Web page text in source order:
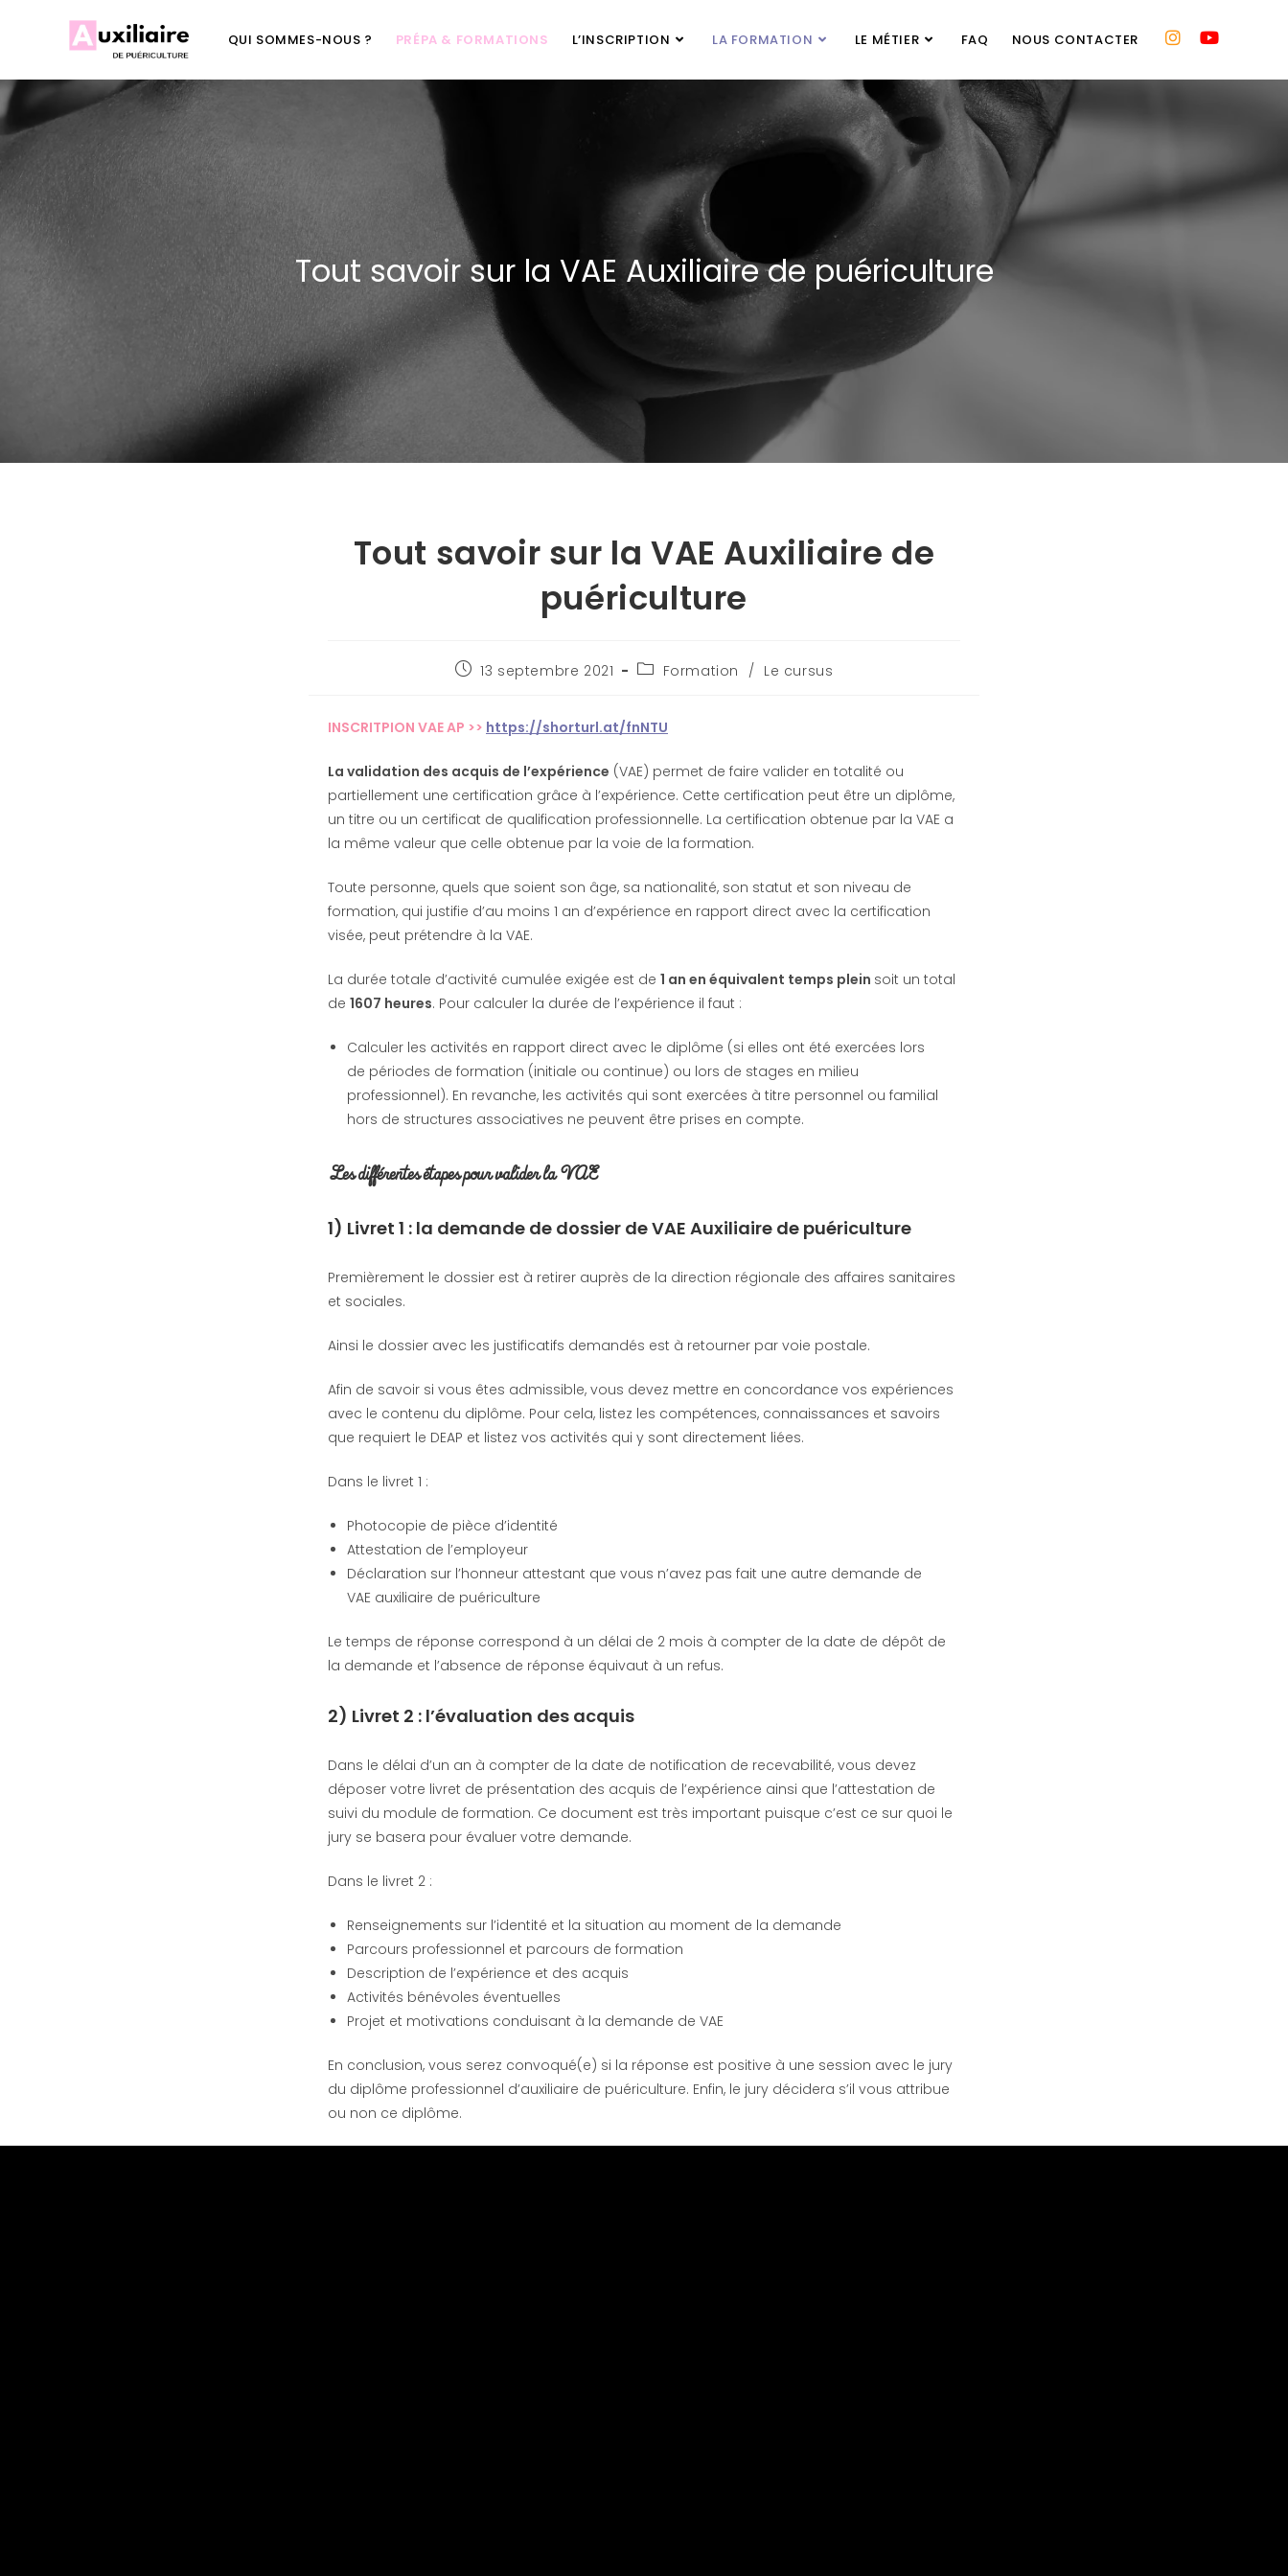
QUI SOMMES-NOUS ? PRÉPA & FORMATIONS L’INSCRIPTION LA FORMATION LE MÉTIER FAQ NOUS CONTACTER
Tout savoir sur la VAE Auxiliaire de puériculture
Tout savoir sur la VAE Auxiliaire de
puériculture
13 septembre 2021 Formation / Le cursus
INSCRITPION VAE AP >> https://shorturl.at/fnNTU
La validation des acquis de l’expérience (VAE) permet de faire valider en totalité ou
partiellement une certification grâce à l’expérience. Cette certification peut être un diplôme,
un titre ou un certificat de qualification professionnelle. La certification obtenue par la VAE a
la même valeur que celle obtenue par la voie de la formation.
Toute personne, quels que soient son âge, sa nationalité, son statut et son niveau de
formation, qui justifie d’au moins 1 an d’expérience en rapport direct avec la certification
visée, peut prétendre à la VAE.
La durée totale d’activité cumulée exigée est de 1 an en équivalent temps plein soit un total
de 1607 heures. Pour calculer la durée de l’expérience il faut :
Calculer les activités en rapport direct avec le diplôme (si elles ont été exercées lors
de périodes de formation (initiale ou continue) ou lors de stages en milieu
professionnel). En revanche, les activités qui sont exercées à titre personnel ou familial
hors de structures associatives ne peuvent être prises en compte.
Les différentes étapespour valider la VAE
1) Livret 1 : la demande de dossier de VAE Auxiliaire de puériculture
Premièrement le dossier est à retirer auprès de la direction régionale des affaires sanitaires
et sociales.
Ainsi le dossier avec les justificatifs demandés est à retourner par voie postale.
Afin de savoir si vous êtes admissible, vous devez mettre en concordance vos expériences
avec le contenu du diplôme. Pour cela, listez les compétences, connaissances et savoirs
que requiert le DEAP et listez vos activités qui y sont directement liées.
Dans le livret 1 :
Photocopie de pièce d’identité
Attestation de l’employeur
Déclaration sur l’honneur attestant que vous n’avez pas fait une autre demande de
VAE auxiliaire de puériculture
Le temps de réponse correspond à un délai de 2 mois à compter de la date de dépôt de
la demande et l’absence de réponse équivaut à un refus.
2) Livret 2 : l’évaluation des acquis
Dans le délai d’un an à compter de la date de notification de recevabilité, vous devez
déposer votre livret de présentation des acquis de l’expérience ainsi que l’attestation de
suivi du module de formation. Ce document est très important puisque c’est ce sur quoi le
jury se basera pour évaluer votre demande.
Dans le livret 2 :
Renseignements sur l’identité et la situation au moment de la demande
Parcours professionnel et parcours de formation
Description de l’expérience et des acquis
Activités bénévoles éventuelles
Projet et motivations conduisant à la demande de VAE
En conclusion, vous serez convoqué(e) si la réponse est positive à une session avec le jury
du diplôme professionnel d’auxiliaire de puériculture. Enfin, le jury décidera s’il vous attribue
ou non ce diplôme.